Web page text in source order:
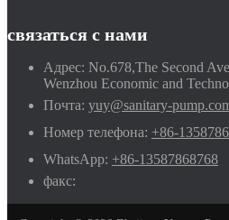
связаться с нами
Адрес: No.678,The Second
Wenzhou Economic and
Почта: yuy@sanitary-
Номер телефона: +86-
WhatsApp: +86-13587868768
факс: